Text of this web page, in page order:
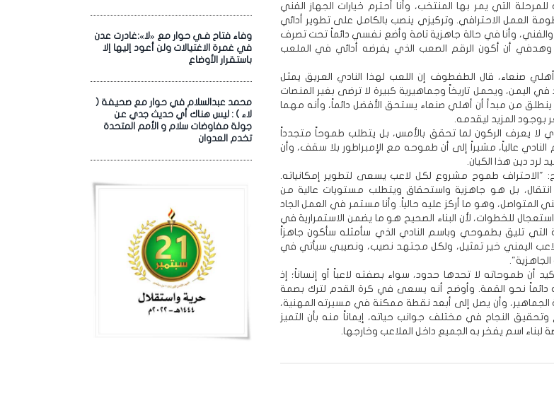
وفاء فتاح فـي حوار مع «لا»:غادرت عدن
في غمرة الاغتيالات ولن أعود إليها إلا
باستقرار الأوضاع
محمد عبدالسلام في حوار مع صحيفة (
لاء ) : ليس هناك أي حديث جدي عن
جولة مفاوضات سلام و الأمم المتحدة
تخدم العدوان
التي يمر بها المنتخب، وأنا أحترم خيارات الجهاز الفني
العمل الاحترافي. وتركيزي ينصب بالكامل على تطوير أدائي
وأنا في حالة جاهزية تامة وأضع نفسي دائماً تحت تصرف
وهدفي أن أكون الرقم الصعب الذي يفرضه أدائي في الملعب
صنعاء، قال الطفطوف إن اللعب لهذا النادي العريق يمثل
اليمن، ويحمل تاريخاً وجماهيرية كبيرة لا ترضى بغير المنصات
ينطلق من مبدأ أن أهلي صنعاء يستحق الأفضل دائماً، وأنه مهما
المزيد ليقدمه.
لا يعرف الركون لما تحقق بالأمس، بل يتطلب طموحاً متجدداً
عالياً، مشيراً إلى أن طموحه مع الإمبراطور بلا سقف، وأن
لرد دين هذا الكيان.
"الاحتراف طموح مشروع لكل لاعب يسعى لتطوير إمكانياته.
انتقال، بل هو جاهزية واستحقاق ويتطلب مستويات عالية من
المتواصل، وهو ما أركز عليه حالياً. وأنا مستمر في العمل الجاد
للخطوات، لأن البناء الصحيح هو ما يضمن الاستمرارية في
التي تليق بطموحي وباسم النادي الذي سأمثله سأكون جاهزاً
اليمني خير تمثيل، ولكل مجتهد نصيب، ونصيبي سيأتي في
أن طموحاته لا تحدها حدود، سواء بصفته لاعباً أو إنساناً؛ إذ
نحو القمة. وأوضح أنه يسعى في كرة القدم لترك بصمة
وأن يصل إلى أبعد نقطة ممكنة في مسيرته المهنية،
النجاح في مختلف جوانب حياته، إيماناً منه بأن التميز
لبناء اسم يفخر به الجميع داخل الملاعب وخارجها.